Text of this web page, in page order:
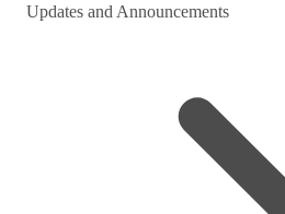
Updates and Announcements